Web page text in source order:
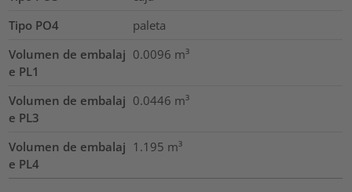
Tipo PO4
paleta
Volumen de embalaj
e PL1
0.0096 m³
Volumen de embalaj
e PL3
0.0446 m³
Volumen de embalaj
e PL4
1.195 m³